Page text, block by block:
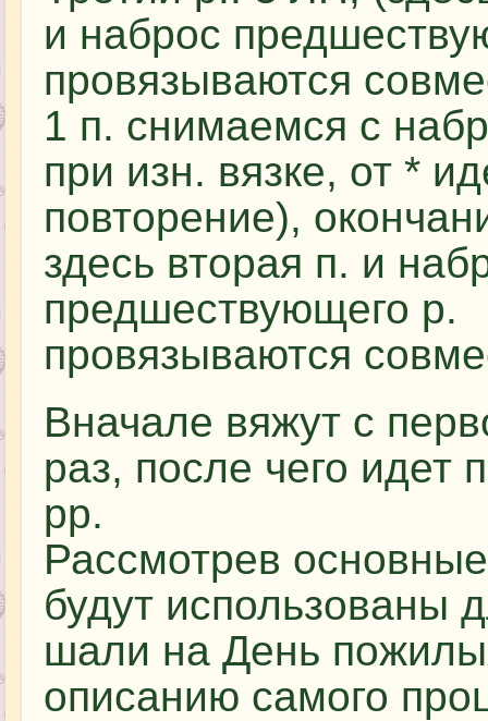
и наброс
провязываются
1 п. снимаемся с
при изн. вязке, от *
повторение),
здесь вторая п. и
предшествующего р.
провязываются
Вначале вяжут с
раз, после чего идет
рр.
Рассмотрев
будут использованы
шали на День
описанию самого